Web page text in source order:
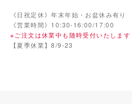
《日祝定休》年末年始・お盆休み有り
《営業時間》10:30-16:00/17:00
※ご注文は休業中も随時受付いたします
【夏季休業】8/9-23